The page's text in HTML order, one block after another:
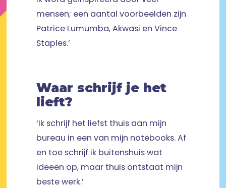
mensen; een aantal voorbeelden zijn
Patrice Lumumba, Akwasi en Vince
Staples.’
Waar schrijf je het
lieft?
‘Ik schrijf het liefst thuis aan mijn
bureau in een van mijn notebooks. Af
en toe schrijf ik buitenshuis wat
ideeën op, maar thuis ontstaat mijn
beste werk.’